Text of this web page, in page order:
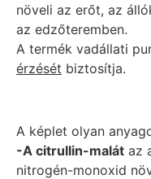
növeli az erőt, az
az edzőteremben.
A termék vadállati
érzését biztosítja.
A képlet olyan
-A citrullin-malát az
nitrogén-monoxid